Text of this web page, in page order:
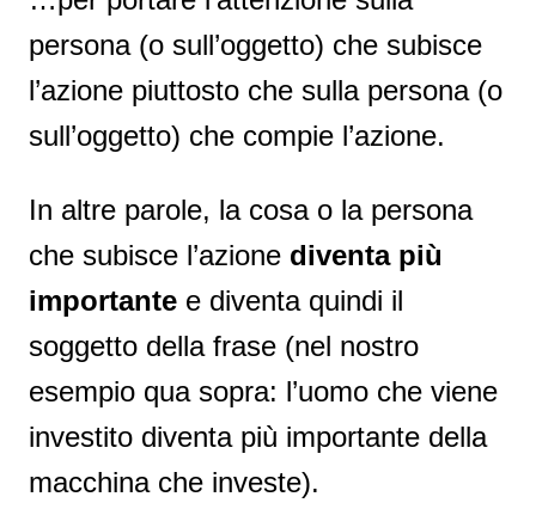
persona (o sull’oggetto) che subisce
l’azione piuttosto che sulla persona (o
sull’oggetto) che compie l’azione.
In altre parole, la cosa o la persona
che subisce l’azione diventa più
importante e diventa quindi il
soggetto della frase (nel nostro
esempio qua sopra: l’uomo che viene
investito diventa più importante della
macchina che investe).